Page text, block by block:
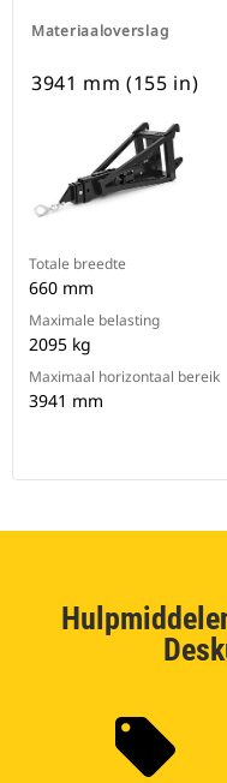
Materiaaloverslag
3941 mm (155 in)
Totale breedte
660 mm
Maximale belasting
2095 kg
Maximaal horizontaal bereik
3941 mm